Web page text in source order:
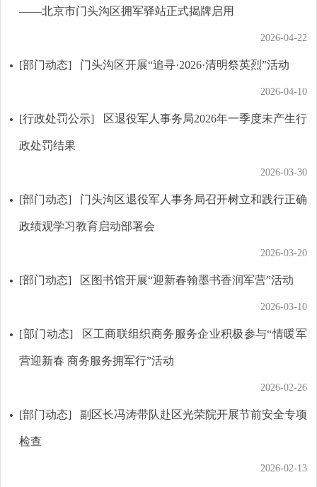
——北京市门头沟区拥军驿站正式揭牌启用
2026-04-22
[部门动态] 门头沟区开展“追寻·2026·清明祭英烈”活动
2026-04-10
[行政处罚公示] 区退役军人事务局2026年一季度未产生行
政处罚结果
2026-03-30
[部门动态] 门头沟区退役军人事务局召开树立和践行正确
政绩观学习教育启动部署会
2026-03-20
[部门动态] 区图书馆开展“迎新春翰墨书香润军营”活动
2026-03-10
[部门动态] 区工商联组织商务服务企业积极参与“情暖军
营迎新春 商务服务拥军行”活动
2026-02-26
[部门动态] 副区长冯涛带队赴区光荣院开展节前安全专项
检查
2026-02-13